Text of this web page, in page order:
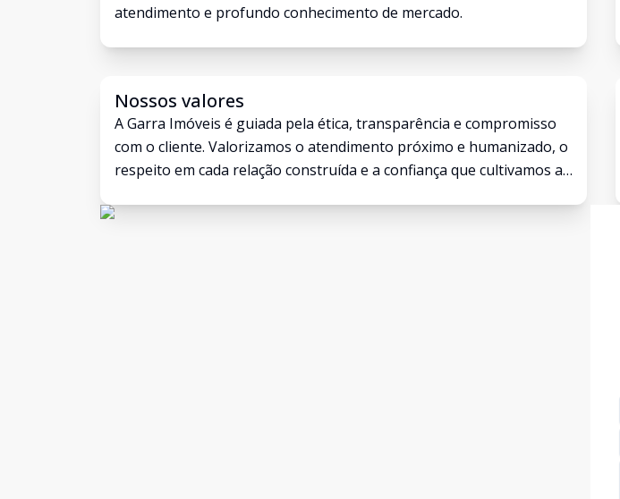
atendimento e profundo conhecimento de mercado.
Nossos valores
A Garra Imóveis é guiada pela ética, transparência e compromisso
com o cliente. Valorizamos o atendimento próximo e humanizado, o
respeito em cada relação construída e a confiança que cultivamos ao